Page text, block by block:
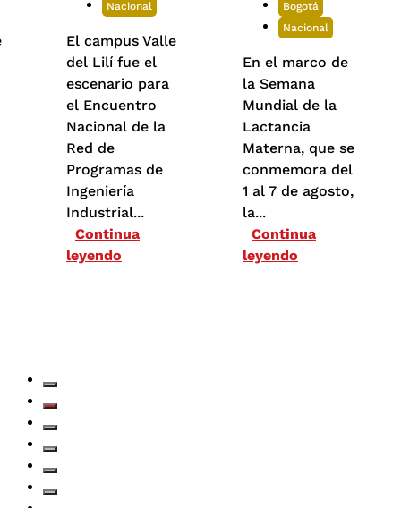
Nacional
El campus Valle
del Lilí fue el
escenario para
el Encuentro
Nacional de la
Red de
Programas de
Ingeniería
Industrial...
Continua
leyendo
Bogotá
Nacional
En el marco de
la Semana
Mundial de la
Lactancia
Materna, que se
conmemora del
1 al 7 de agosto,
Continua
leyendo